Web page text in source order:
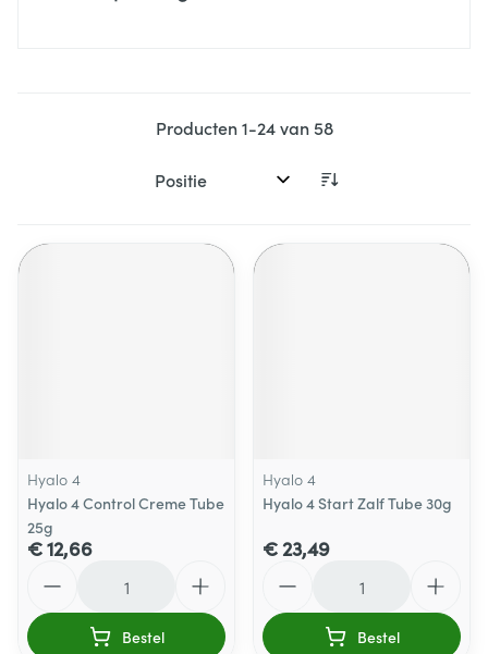
Producten1-24van58
Sorteer op:
Hyalo 4
Hyalo 4 Control Creme Tube
25g
€ 12,66
Bestel
Hyalo 4
Hyalo 4 Start Zalf Tube 30g
€ 23,49
Bestel